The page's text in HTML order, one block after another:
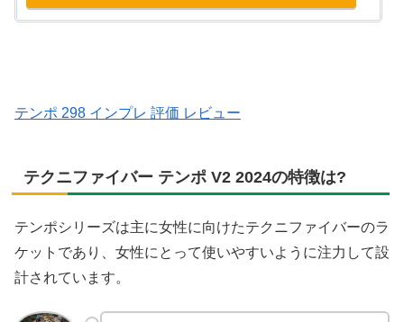
テンポ 298 インプレ 評価 レビュー
テクニファイバー テンポ V2 2024の特徴は?
テンポシリーズは主に女性に向けたテクニファイバーのラ
ケットであり、女性にとって使いやすいように注力して設
計されています。